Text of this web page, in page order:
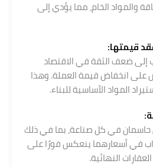
والمواد الخام، مما يؤدي إلى
قيمتها:
إلى ضعف الثقة في الاقتصاد
على انخفاض قيمة العملة. وهذا
المواد الأساسية للبناء.
حاسمان في كل صناعة، بما في ذلك
في أسعارهما ينعكس فورًا على
النهائية.